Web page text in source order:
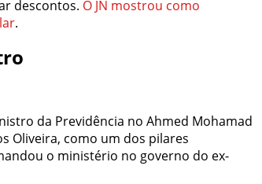
descontos. O JN mostrou como
.
da Previdência no Ahmed Mohamad
Oliveira, como um dos pilares
o ministério no governo do ex-